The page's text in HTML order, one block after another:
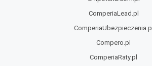
ComperiaLead.pl
ComperiaUbezpieczenia.pl
Compero.pl
ComperiaRaty.pl